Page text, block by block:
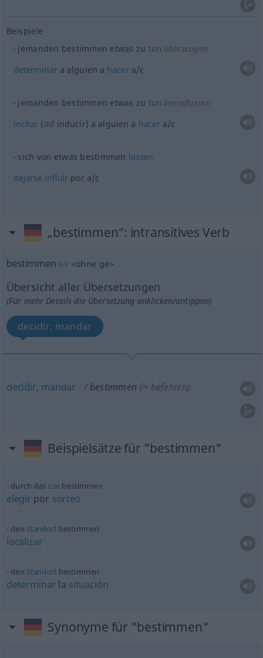
Beispiele
jemanden bestimmen etwas zu tun überzeugen
determinara alguien a hacera/c
jemanden bestimmen etwas zu tun beeinflussen
incitar(od inducir) a alguien a hacera/c
sich von etwas bestimmen lassen
dejarse influir pora/c
„bestimmen“: intransitives Verb
bestimmen v/i <ohne ge>
Übersicht aller Übersetzungen
(Für mehr Details die Übersetzung anklicken/antippen)
decidir, mandar
decidir, mandar bestimmen (≈ befehlen)
Beispielsätze für "bestimmen"
durch das Los bestimmen
elegir por sorteo
den Standort bestimmen
localizar
den Standort bestimmen
determinar la situación
Synonyme für "bestimmen"